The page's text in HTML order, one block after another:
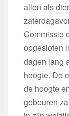
allen als
Commissie
opgesloten
dagen lang
hoogte. De
de hoogte
gebeuren